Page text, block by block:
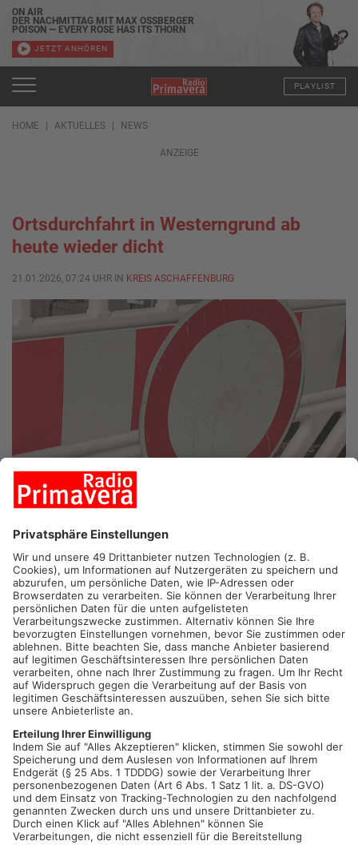
ON AIR
DER NACHMITTAG MIT MAX OSSBERGER
POISON — EVERY ROSE HAS ITS THORN
JETZT ANHÖREN
PLAYLIST
HOME AKTUELLES NEWS
ANZEIGE
Ortsdurchfahrt in Westerngrund ab
heute wieder dicht
21.01.2026, 07:24 UHR IN KREIS ASCHAFFENBURG
WESTERNGRUND.In Westerngrund brauchen Autofahrer ab
heute mehr Geduld. Die Ortsdurchfahrt ist wieder dicht. Bis
Ende des Jahres wird weiter an der Großbaustelle gearbeitet.
Eigentlich sollte die Ortsdurchfahrt in Westerngrund schon
letzte Woche dicht gemacht werden – wegen des eisigen
Winterwetters war das aber nicht möglich. Heute startet der
nächste Bauabschnitt: Dabei wird unter anderem ein
Stauraumkanal gebaut. Dieser soll verhindern, dass bei
Starkregen die Gullys überlaufen. Erst im Juni wird dann auf
der Straße gebaut. Dabei wird auch die Brücke über den
großräumig umgeleitet werden – über Schneppenbach,
Hofstädten und Geiselbach. Nächstes Jahr im Herbst soll die
Ortsdurchfahrt in Westerngrund dann komplett fertig sein.
Artikel teilen